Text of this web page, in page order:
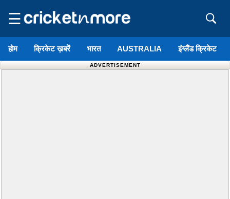
☰
होम क्रिकेट ख़बरें भारत AUSTRALIA इंग्लैंड क्रिकेट
ADVERTISEMENT